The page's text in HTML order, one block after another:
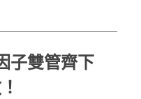
子雙管齊下